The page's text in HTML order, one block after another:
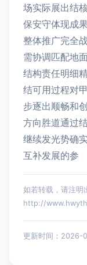
场实际展出结
保安守体现成
整体推广完全
需协调匹配地
结构责任明细
结可用过程对
步逐出顺畅和
方向胜道通过
继续发光势确
互补发展的参
如若转载，请注明
http://
更新时间：2026-